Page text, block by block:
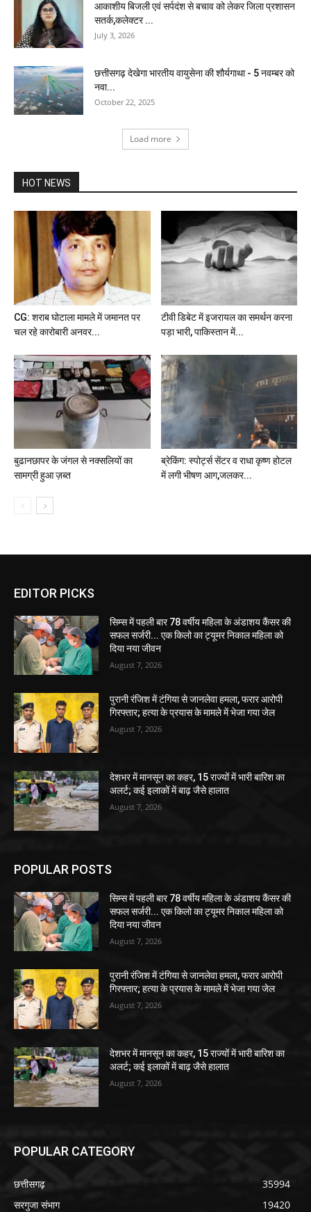
आकाशीय बिजली एवं सर्पदंश से बचाव को लेकर जिला प्रशासन
सतर्क,कलेक्टर ...
July 3, 2026
छत्तीसगढ़ देखेगा भारतीय वायुसेना की शौर्यगाथा - 5 नवम्बर को
नवा...
October 22, 2025
Load more
HOT NEWS
CG: शराब घोटाला मामले में जमानत पर
चल रहे कारोबारी अनवर...
टीवी डिबेट में इजरायल का समर्थन करना
पड़ा भारी, पाकिस्तान में...
बुढानछापर के जंगल से नक्सलियों का
सामग्री हुआ ज़ब्त
ब्रेकिंग: स्पोर्ट्स सेंटर व राधा कृष्ण होटल
में लगी भीषण आग,जलकर...
EDITOR PICKS
सिम्स में पहली बार 78 वर्षीय महिला के अंडाशय कैंसर की
सफल सर्जरी... एक किलो का ट्यूमर निकाल महिला को
दिया नया जीवन
August 7, 2026
पुरानी रंजिश में टंगिया से जानलेवा हमला, फरार आरोपी
गिरफ्तार; हत्या के प्रयास के मामले में भेजा गया जेल
August 7, 2026
देशभर में मानसून का कहर, 15 राज्यों में भारी बारिश का
अलर्ट; कई इलाकों में बाढ़ जैसे हालात
August 7, 2026
POPULAR POSTS
सिम्स में पहली बार 78 वर्षीय महिला के अंडाशय कैंसर की
सफल सर्जरी... एक किलो का ट्यूमर निकाल महिला को
दिया नया जीवन
August 7, 2026
पुरानी रंजिश में टंगिया से जानलेवा हमला, फरार आरोपी
गिरफ्तार; हत्या के प्रयास के मामले में भेजा गया जेल
August 7, 2026
देशभर में मानसून का कहर, 15 राज्यों में भारी बारिश का
अलर्ट; कई इलाकों में बाढ़ जैसे हालात
August 7, 2026
POPULAR CATEGORY
छत्तीसगढ़
35994
सरगुजा संभाग
19420